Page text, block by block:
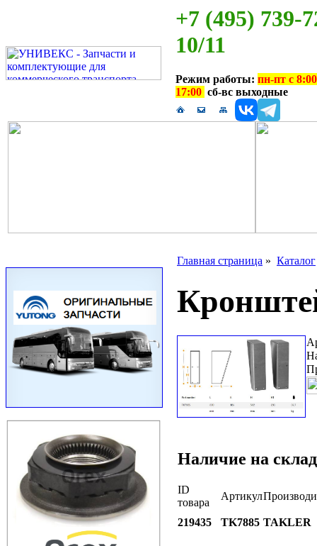
+7 (495) 739-
10/11
Режим работы: пн-пт с
17:00 сб-вс выходные
Главная страница » Каталог
Наличие на
ID
товара
Артикул
219435 TK7885 TAKLER